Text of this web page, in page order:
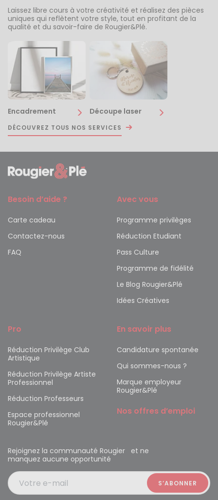
Laissez libre cours à votre créativité et réalisez des pièces
uniques qui reflètent votre style, tout en profitant de la
qualité et du savoir-faire de Rougier&Plé.
Encadrement Découpe laser
DÉCOUVREZ TOUS NOS SERVICES
Besoin d’aide ?
Carte cadeau
Contactez-nous
FAQ
Avec vous
Programme privilèges
Réduction Etudiant
Pass Culture
Programme de fidélité
Le Blog Rougier&Plé
Idées Créatives
Pro
Réduction Privilège Club
Artistique
Réduction Privilège Artiste
Professionnel
Réduction Professeurs
Espace professionnel
Rougier&Plé
En savoir plus
Candidature spontanée
Qui sommes-nous ?
Marque employeur
Rougier&Plé
Nos offres d’emploi
Rejoignez la communauté Rougier et ne
manquez aucune opportunité
Votre e-mail